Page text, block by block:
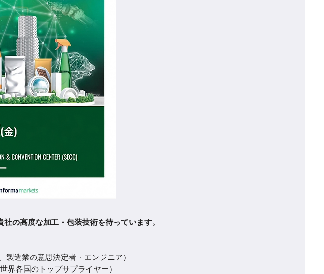
の高度な加工・包装技術を待っています。
製造業の意思決定者・エンジニア）
界各国のトップサプライヤー）